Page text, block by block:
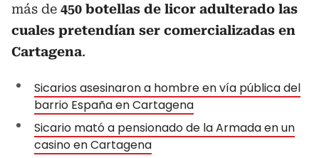
más de 450 botellas de licor adulterado las
cuales pretendían ser comercializadas en
Cartagena.
Sicarios asesinaron a hombre en vía pública del
barrio España en Cartagena
Sicario mató a pensionado de la Armada en un
casino en Cartagena